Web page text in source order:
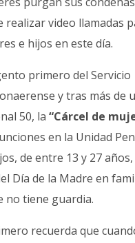
realizar video llamadas
e hijos en este día.
primero del Servicio
y tras más de
50, la “Cárcel de
en la Unidad
de entre 13 y 27
Día de la Madre en
no tiene guardia.
recuerda que